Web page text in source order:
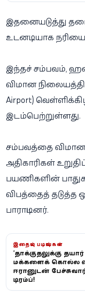
இதனையடுத்து
உடனடியாக நரியை
இந்தச் சம்பவம்,
விமான நிலையத்தில்
Airport)
இடம்பெற்றுள்ளது.
சம்பவத்தை
அதிகாரிகள்
பயணிகளின்
விபத்தைத் தடுத்த
பாராட்டினர்.
இதையும் படியுங்கள்
'தாக்குதலுக்கு
மக்களைக் கொல்ல
ஈரானுடன்
டிரம்ப்!